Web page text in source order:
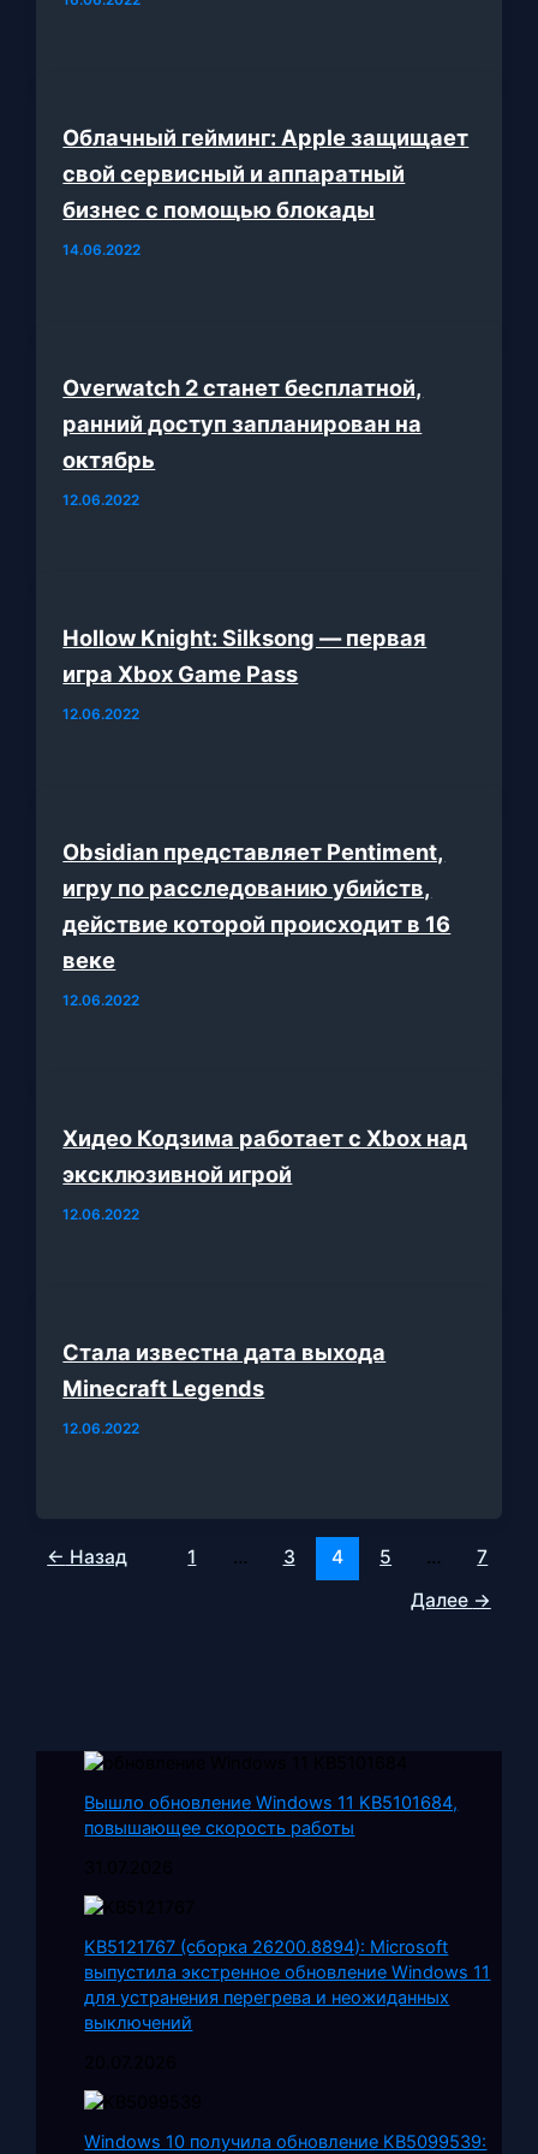
Облачный гейминг: Apple защищает
свой сервисный и аппаратный
бизнес с помощью блокады
14.06.2022
Overwatch 2 станет бесплатной,
ранний доступ запланирован на
октябрь
12.06.2022
Hollow Knight: Silksong — первая
игра Xbox Game Pass
12.06.2022
Obsidian представляет Pentiment,
игру по расследованию убийств,
действие которой происходит в 16
веке
12.06.2022
Хидео Кодзима работает с Xbox над
эксклюзивной игрой
12.06.2022
Стала известна дата выхода
Minecraft Legends
12.06.2022
← Назад 1 … 3 4 5 …
7
Далее →
Вышло обновление Windows 11 KB5101684,
повышающее скорость работы
KB5121767 (сборка 26200.8894): Microsoft
выпустила экстренное обновление Windows 11
для устранения перегрева и неожиданных
выключений
Windows 10 получила обновление KB5099539: